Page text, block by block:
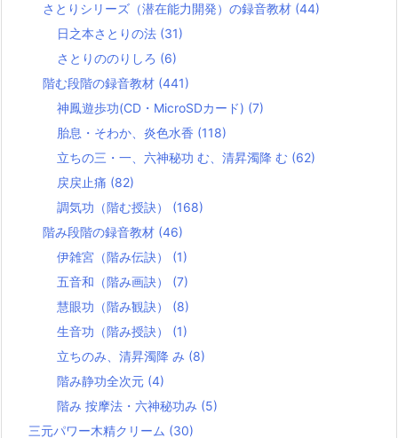
さとりシリーズ（潜在能力開発）の録音教材 (44)
日之本さとりの法 (31)
さとりののりしろ (6)
階む段階の録音教材 (441)
神鳳遊歩功(CD・MicroSDカード) (7)
胎息・そわか、炎色水香 (118)
立ちの三・一、六神秘功 む、清昇濁降 む (62)
戻戻止痛 (82)
調気功（階む授訣） (168)
階み段階の録音教材 (46)
伊雑宮（階み伝訣） (1)
五音和（階み画訣） (7)
慧眼功（階み観訣） (8)
生音功（階み授訣） (1)
立ちのみ、清昇濁降 み (8)
階み静功全次元 (4)
階み 按摩法・六神秘功み (5)
三元パワー木精クリーム (30)